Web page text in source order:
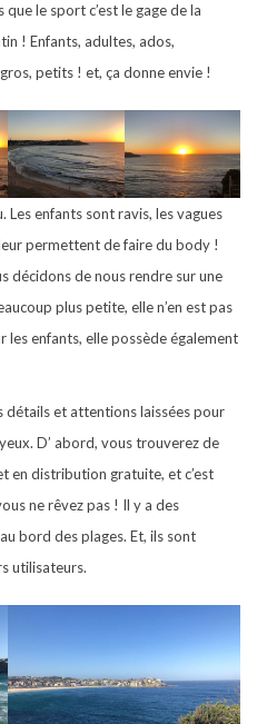
le sport c’est le gage de la
! Enfants, adultes, ados,
petits ! et, ça donne envie !
Les enfants sont ravis, les vagues
permettent de faire du body !
décidons de nous rendre sur une
plus petite, elle n’en est pas
les enfants, elle possède également
détails et attentions laissées pour
D’ abord, vous trouverez de
en distribution gratuite, et c’est
ne rêvez pas ! Il y a des
bord des plages. Et, ils sont
utilisateurs.